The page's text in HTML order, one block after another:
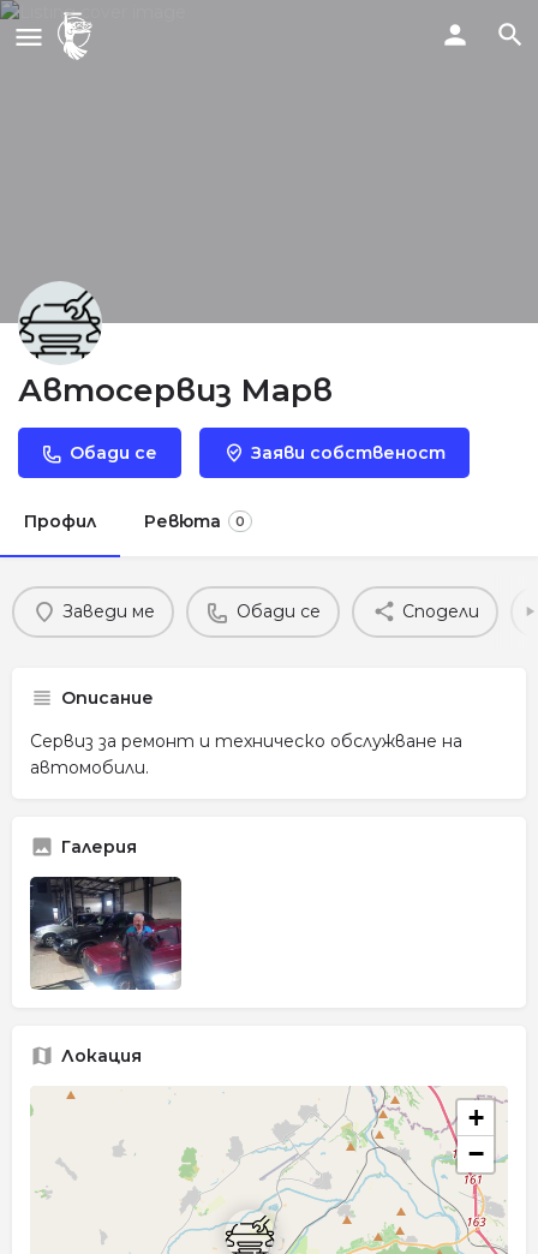
Автосервиз Марв
Обади се Заяви собственост
Профил Ревюта 0
Заведи ме Обади се Сподели
Описание
Сервиз за ремонт и техническо обслужване на
автомобили.
Галерия
Локация
+
−